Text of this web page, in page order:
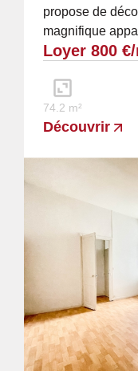
propose de
magnifique
VILLE de
Loyer 800
74.2 m²
Découvrir